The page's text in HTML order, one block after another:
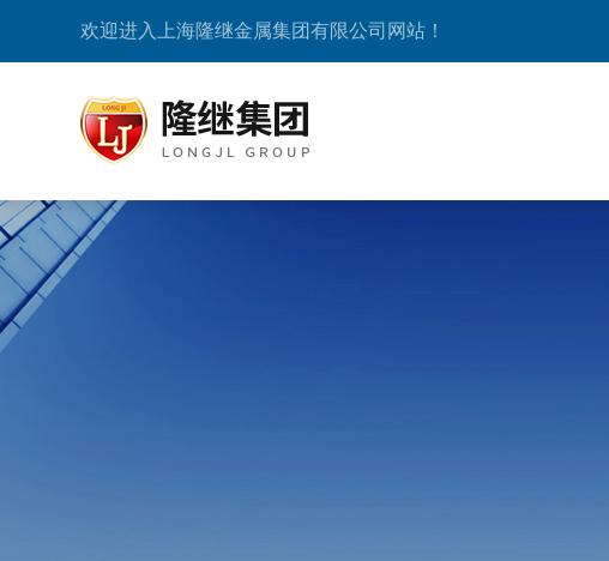
欢迎进入上海隆继金属集团有限公司网站！